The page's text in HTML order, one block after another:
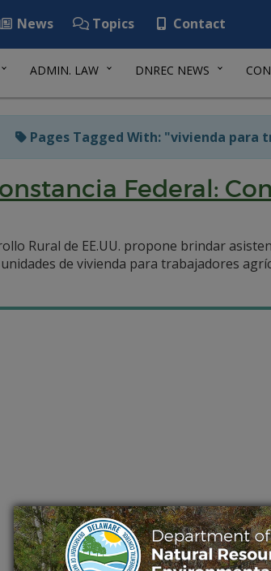
News Topics Contact
ADMIN. LAW DNREC NEWS
Pages Tagged With: "vivienda para
Federal:
Rural de EE.UU. propone brindar
de vivienda para trabajadores